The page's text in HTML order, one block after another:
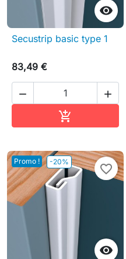

Secustrip basic type 1
83,49 €
 

Promo ! -20%

favorite_border